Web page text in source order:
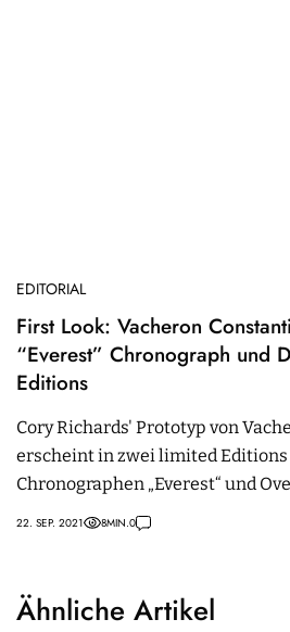
EDITORIAL
First Look: Vacheron
“Everest” Chronograph und
Editions
Cory Richards' Prototyp von
erscheint in zwei limited Editions
Chronographen „Everest“ und
„Everest“.
22. SEP. 2021 8MIN.0
Ähnliche Artikel